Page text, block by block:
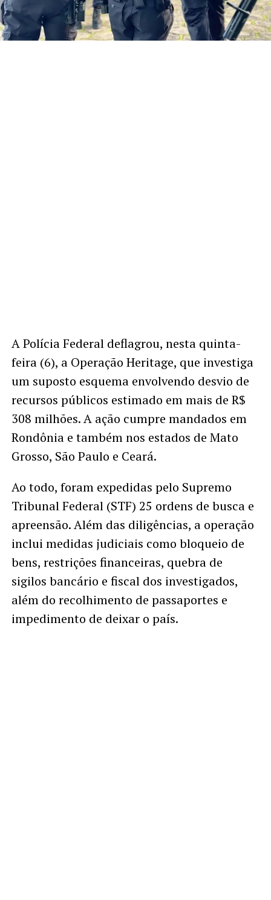
A Polícia Federal deflagrou, nesta quinta-
feira (6), a Operação Heritage, que investiga
um suposto esquema envolvendo desvio de
recursos públicos estimado em mais de R$
308 milhões. A ação cumpre mandados em
Rondônia e também nos estados de Mato
Grosso, São Paulo e Ceará.
Ao todo, foram expedidas pelo Supremo
Tribunal Federal (STF) 25 ordens de busca e
apreensão. Além das diligências, a operação
inclui medidas judiciais como bloqueio de
bens, restrições financeiras, quebra de
sigilos bancário e fiscal dos investigados,
além do recolhimento de passaportes e
impedimento de deixar o país.